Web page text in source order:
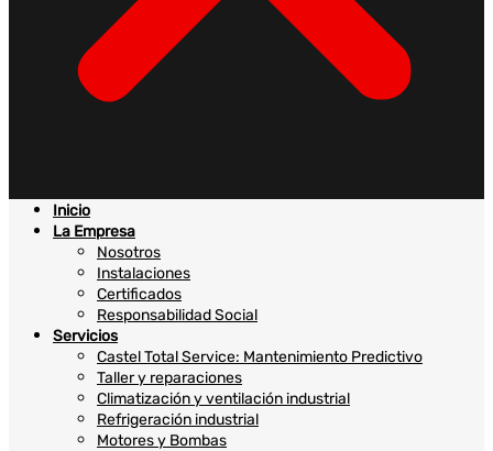
Inicio
La Empresa
Nosotros
Instalaciones
Certificados
Responsabilidad Social
Servicios
Castel Total Service: Mantenimiento Predictivo
Taller y reparaciones
Climatización y ventilación industrial
Refrigeración industrial
Motores y Bombas